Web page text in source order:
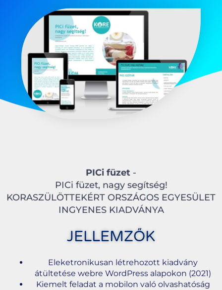
PICi füzet -
PICi füzet, nagy segítség!
KORASZÜLÖTTEKÉRT ORSZÁGOS EGYESÜLET
INGYENES KIADVÁNYA
JELLEMZŐK
Eleketronikusan létrehozott kiadvány
átültetése webre WordPress alapokon (2021)
Kiemelt feladat a mobilon való olvashatóság